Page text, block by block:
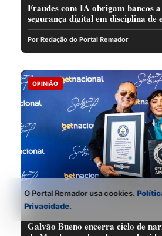
Fraudes com IA obrigam bancos
segurança digital em disciplina de
Por Redação do Portal Remador
OPINIÃO
Galvão Bueno encerra ciclo de
O Portal Remador usa cookies.
Privacidade.